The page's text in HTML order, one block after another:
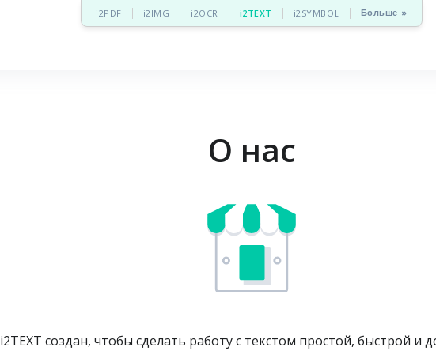
i2PDF i2IMG i2OCR i2TEXT i2SYMBOL Больше »
О нас
i2TEXT создан, чтобы сделать работу с текстом простой, быстрой и